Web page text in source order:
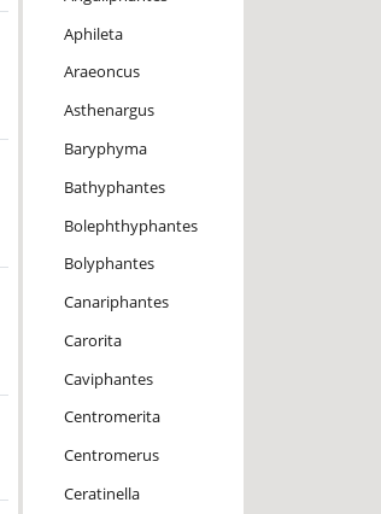
Aphileta
Araeoncus
Asthenargus
Baryphyma
Bathyphantes
Bolephthyphantes
Bolyphantes
Canariphantes
Carorita
Caviphantes
Centromerita
Centromerus
Ceratinella